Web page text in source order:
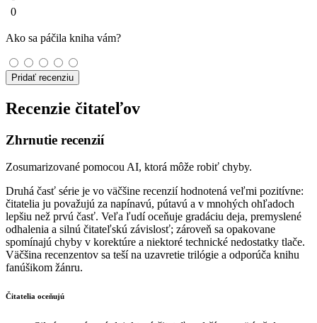
0
Ako sa páčila kniha vám?
Pridať recenziu
Recenzie čitateľov
Zhrnutie recenzií
Zosumarizované pomocou AI, ktorá môže robiť chyby.
Druhá časť série je vo väčšine recenzií hodnotená veľmi pozitívne:
čitatelia ju považujú za napínavú, pútavú a v mnohých ohľadoch
lepšiu než prvú časť. Veľa ľudí oceňuje gradáciu deja, premyslené
odhalenia a silnú čitateľskú závislosť; zároveň sa opakovane
spomínajú chyby v korektúre a niektoré technické nedostatky tlače.
Väčšina recenzentov sa teší na uzavretie trilógie a odporúča knihu
fanúšikom žánru.
Čitatelia oceňujú